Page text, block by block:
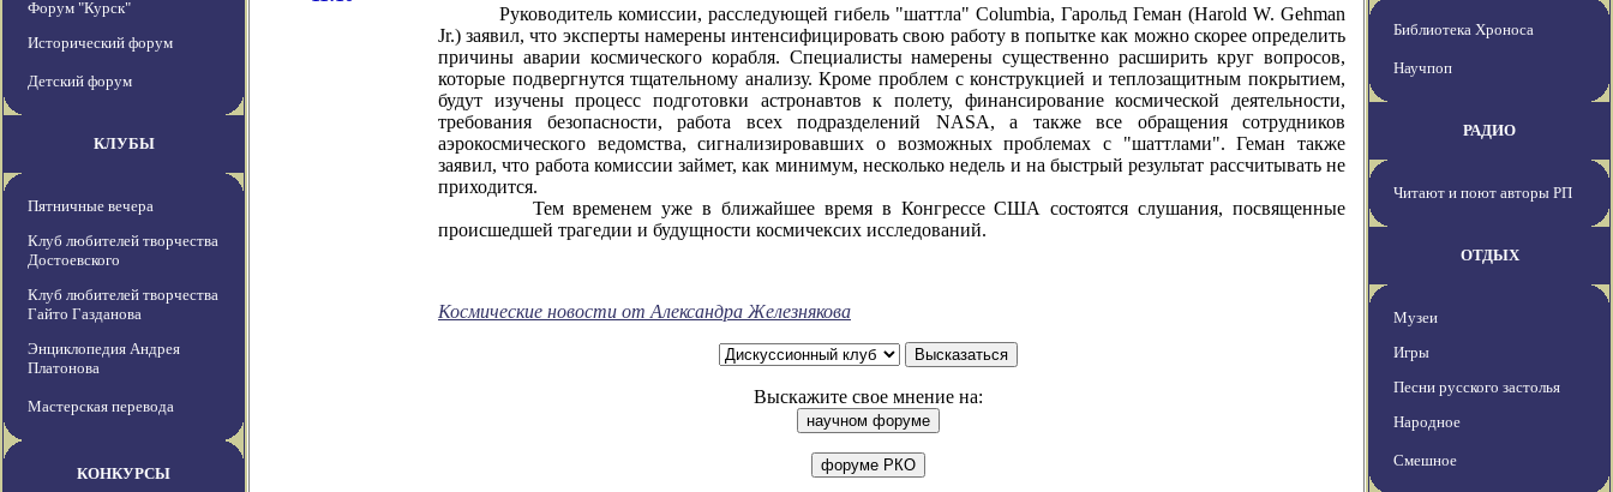
Форум "Курск"
Исторический форум
Детский форум
КЛУБЫ
Пятничные вечера
Клуб любителей творчества
Достоевского
Клуб любителей творчества
Гайто Газданова
Энциклопедия Андрея
Платонова
Мастерская перевода
КОНКУРСЫ
Руководитель комиссии, расследующей гибель "шаттла" Columbia, Гарольд Геман (Harold W. Gehman
Jr.) заявил, что эксперты намерены интенсифицировать свою работу в попытке как можно скорее определить
причины аварии космического корабля. Специалисты намерены существенно расширить круг вопросов,
которые подвергнутся тщательному анализу. Кроме проблем с конструкцией и теплозащитным покрытием,
будут изучены процесс подготовки астронавтов к полету, финансирование космической деятельности,
требования безопасности, работа всех подразделений NASA, а также все обращения сотрудников
аэрокосмического ведомства, сигнализировавших о возможных проблемах с "шаттлами". Геман также
заявил, что работа комиссии займет, как минимум, несколько недель и на быстрый результат рассчитывать не
приходится.
Тем временем уже в ближайшее время в Конгрессе США состоятся слушания, посвященные
происшедшей трагедии и будущности космичексих исследований.
Космические новости от Александра Железнякова
Выскажите свое мнение на:
Библиотека Хроноса
Научпоп
РАДИО
Читают и поют авторы РП
ОТДЫХ
Музеи
Игры
Песни русского застолья
Народное
Смешное